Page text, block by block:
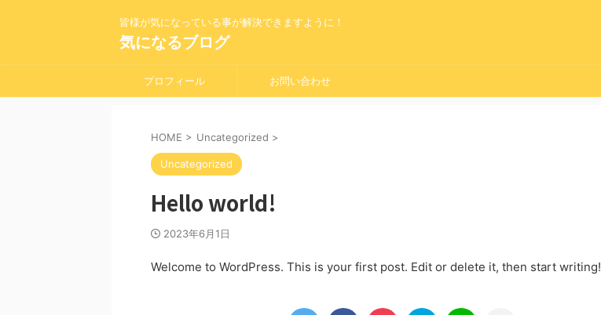
皆様が気になっている事が解決できますように！
気になるブログ
プロフィール お問い合わせ
HOME > Uncategorized >
Uncategorized
Hello world!
2023年6月1日
Welcome to WordPress. This is your first post. Edit or delete it, then start writing!